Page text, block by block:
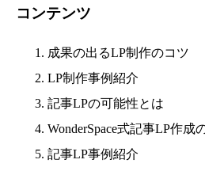
コンテンツ
成果の出るLP制作のコツ
LP制作事例紹介
記事LPの可能性とは
WonderSpace式記事LP作成
記事LP事例紹介